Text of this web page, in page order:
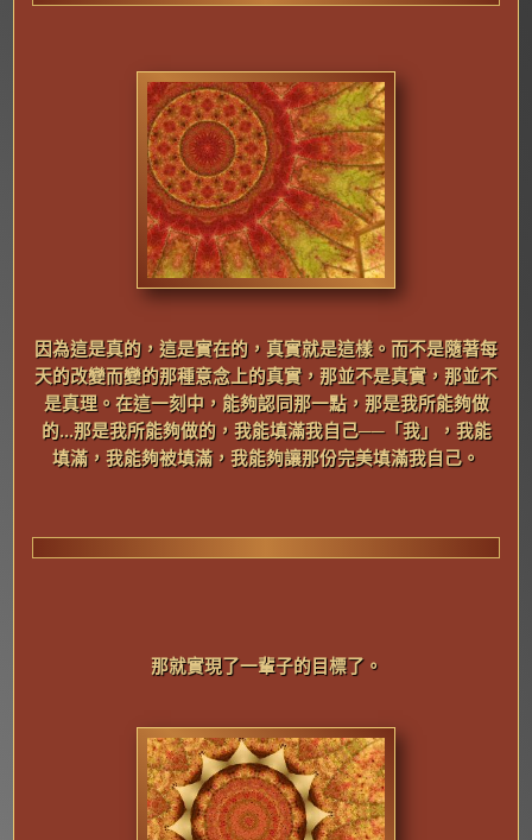
因為這是真的，這是實在的，真實就是這樣。而不是隨著每
天的改變而變的那種意念上的真實，那並不是真實，那並不
是真理。在這一刻中，能夠認同那一點，那是我所能夠做
的...那是我所能夠做的，我能填滿我自己──「我」，我能
填滿，我能夠被填滿，我能夠讓那份完美填滿我自己。
那就實現了一輩子的目標了。